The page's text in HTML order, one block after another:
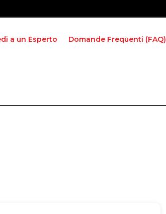
a un Esperto Domande Frequenti (FAQ)